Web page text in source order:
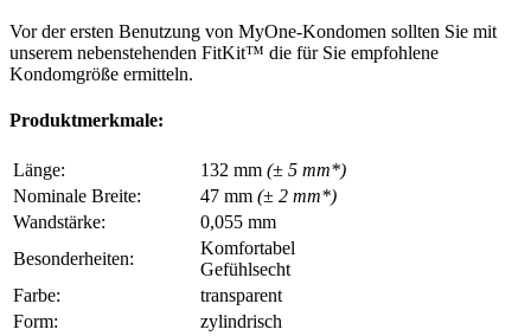
Vor der ersten Benutzung von MyOne-Kondomen sollten Sie mit
unserem nebenstehenden FitKit™ die für Sie empfohlene
Kondomgröße ermitteln.
Produktmerkmale:
Länge: 132 mm (± 5 mm*)
Nominale Breite:
47 mm (± 2 mm*)
Wandstärke:
0,055 mm
Besonderheiten:
Komfortabel
Gefühlsecht
Farbe:
transparent
Form:
zylindrisch